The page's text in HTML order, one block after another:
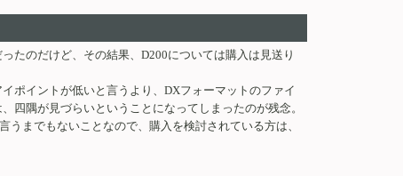
たのだけど、その結果、D200については購入は見送り
ポイントが低いと言うより、DXフォーマットのファイ
四隅が見づらいということになってしまったのが残念。
までもないことなので、購入を検討されている方は、